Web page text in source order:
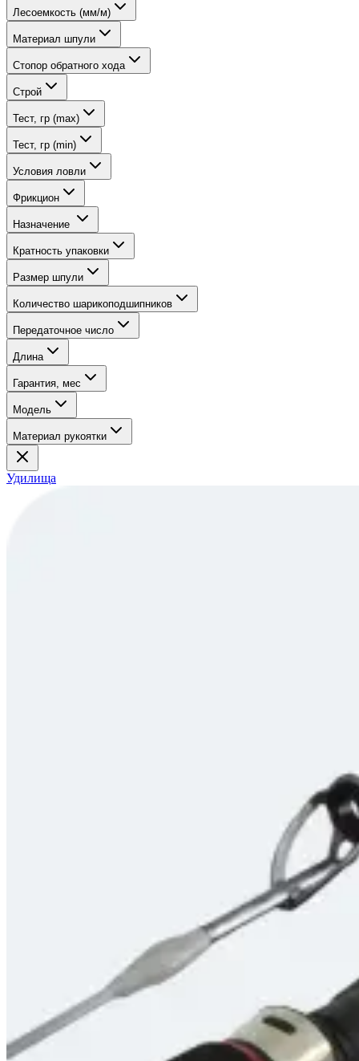
Лесоемкость (мм/м)
Материал шпули
Стопор обратного хода
Строй
Тест, гр (max)
Тест, гр (min)
Условия ловли
Фрикцион
Назначение
Кратность упаковки
Размер шпули
Количество шарикоподшипников
Передаточное число
Длина
Гарантия, мес
Модель
Материал рукоятки
Удилища